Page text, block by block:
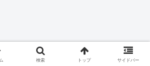
検索 トップ サイドバー